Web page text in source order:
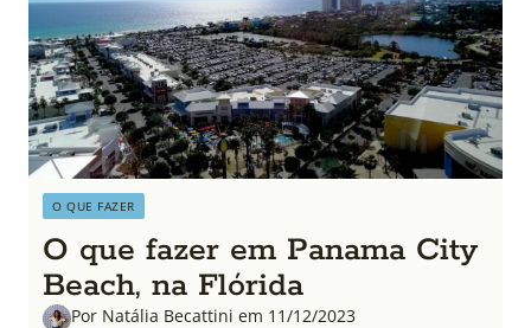
O QUE FAZER
O que fazer em Panama City
Beach, na Flórida
Por Natália Becattini em 11/12/2023